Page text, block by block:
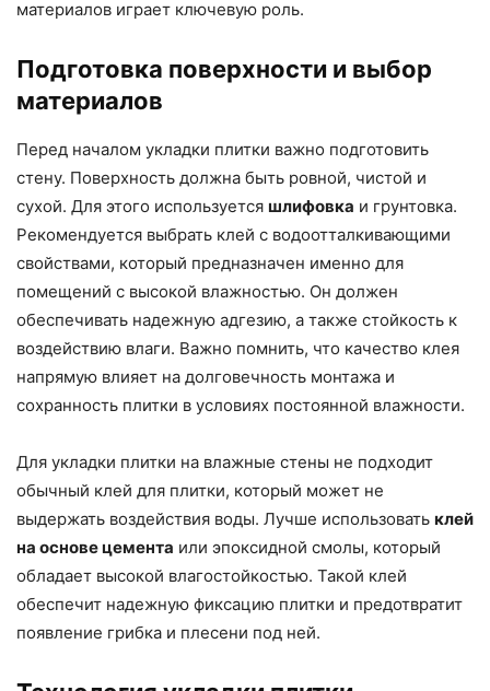
материалов играет ключевую роль.
Подготовка поверхности и выбор
материалов
Перед началом укладки плитки важно подготовить
стену. Поверхность должна быть ровной, чистой и
сухой. Для этого используется шлифовка и грунтовка.
Рекомендуется выбрать клей с водоотталкивающими
свойствами, который предназначен именно для
помещений с высокой влажностью. Он должен
обеспечивать надежную адгезию, а также стойкость к
воздействию влаги. Важно помнить, что качество клея
напрямую влияет на долговечность монтажа и
сохранность плитки в условиях постоянной влажности.
Для укладки плитки на влажные стены не подходит
обычный клей для плитки, который может не
выдержать воздействия воды. Лучше использовать клей
на основе цемента или эпоксидной смолы, который
обладает высокой влагостойкостью. Такой клей
обеспечит надежную фиксацию плитки и предотвратит
появление грибка и плесени под ней.